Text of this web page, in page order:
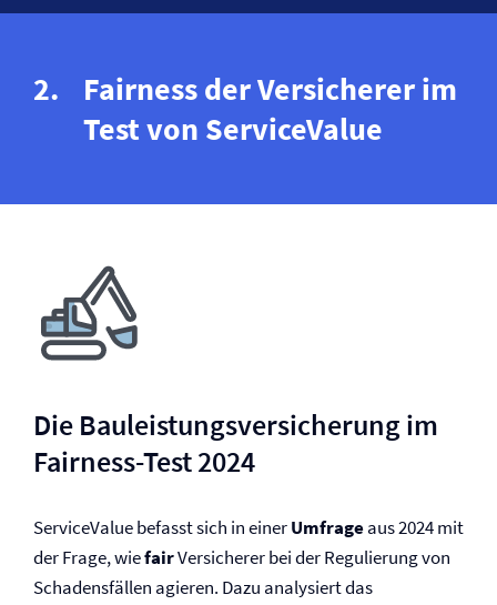
Fairness der Versicherer im
Test von ServiceValue
Die Bauleistungs­versicherung im
Fairness-Test 2024
ServiceValue befasst sich in einerUmfrageaus 2024 mit
der Frage, wiefairVersicherer bei der Regulierung von
Schadensfällen agieren. Dazu analysiert das